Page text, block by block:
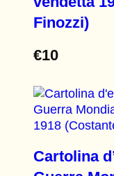
Finozzi)
€10
Cartolina